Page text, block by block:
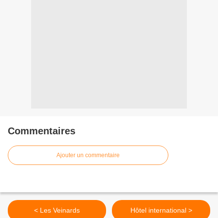
Commentaires
Ajouter un commentaire
< Les Veinards Hôtel international >